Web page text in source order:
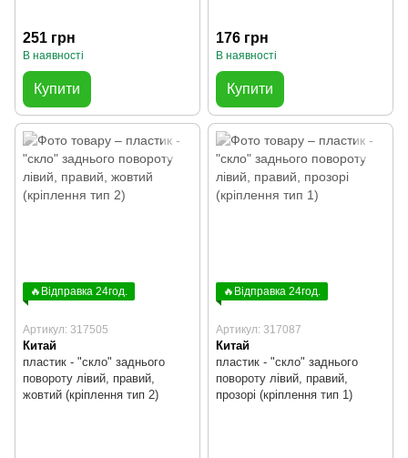
251 грн
В наявності
Купити
176 грн
В наявності
Купити
🔥Відправка 24год.
Артикул: 317505
Китай
пластик - "скло" заднього
повороту лівий, правий,
жовтий (кріплення тип 2)
🔥Відправка 24год.
Артикул: 317087
Китай
пластик - "скло" заднього
повороту лівий, правий,
прозорі (кріплення тип 1)